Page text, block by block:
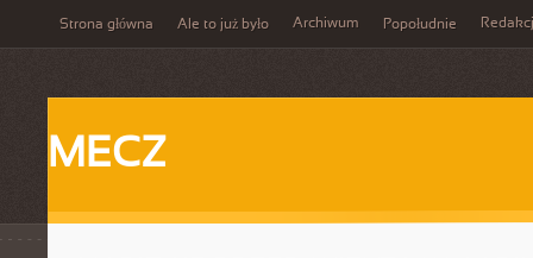
Strona główna Ale to już było Archiwum Popołudnie
MECZ